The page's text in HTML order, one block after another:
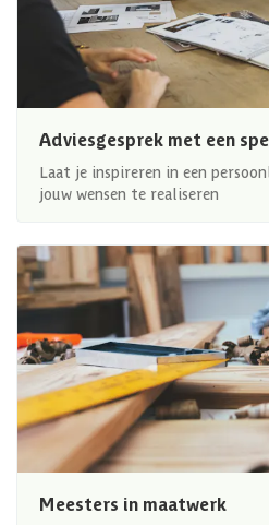
Adviesgesprek met een
Laat je inspireren in een
jouw wensen te realiseren
Meesters in maatwerk